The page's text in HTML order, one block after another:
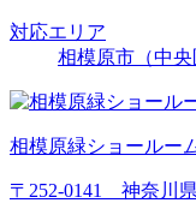
対応エリア
相模原市（中央
相模原緑ショールー
〒252-0141 神奈川